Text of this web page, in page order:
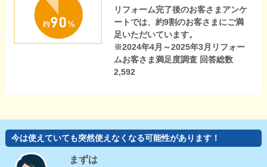
リフォーム完了後のお客さまアンケ
ートでは、約9割のお客さまにご満
足いただいています。
※2024年4月～2025年3月リフォー
ムお客さま満足度調査 回答総数
2,592
今は使えていても突然使えなくなる可能性があります！
まずは